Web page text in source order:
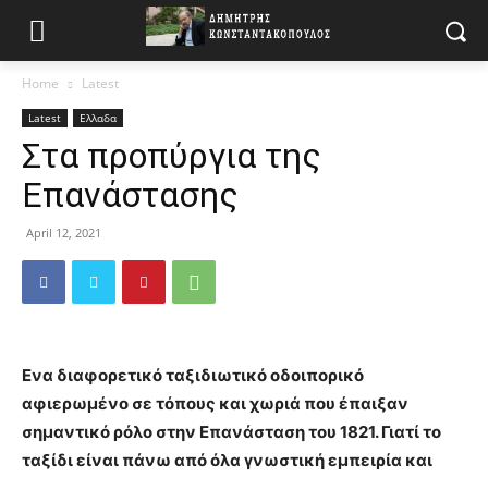
Home Latest
Latest Ελλαδα
Στα προπύργια της
Επανάστασης
April 12, 2021
Ενα διαφορετικό ταξιδιωτικό οδοιπορικό
αφιερωμένο σε τόπους και χωριά που έπαιξαν
σημαντικό ρόλο στην Επανάσταση του 1821. Γιατί το
ταξίδι είναι πάνω από όλα γνωστική εμπειρία και